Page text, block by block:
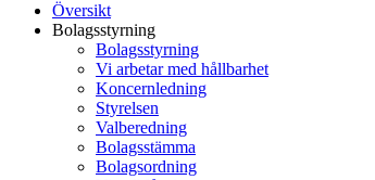
Översikt
Bolagsstyrning
Bolagsstyrning
Vi arbetar med hållbarhet
Koncernledning
Styrelsen
Valberedning
Bolagsstämma
Bolagsordning